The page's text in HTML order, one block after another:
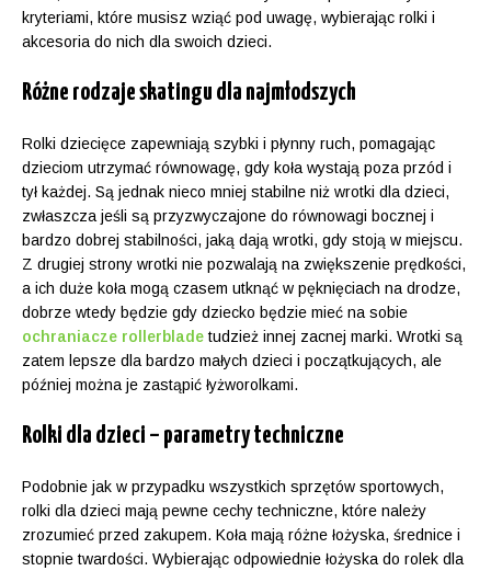
kryteriami, które musisz wziąć pod uwagę, wybierając rolki i
akcesoria do nich dla swoich dzieci.
Różne rodzaje skatingu dla najmłodszych
Rolki dziecięce zapewniają szybki i płynny ruch, pomagając
dzieciom utrzymać równowagę, gdy koła wystają poza przód i
tył każdej. Są jednak nieco mniej stabilne niż wrotki dla dzieci,
zwłaszcza jeśli są przyzwyczajone do równowagi bocznej i
bardzo dobrej stabilności, jaką dają wrotki, gdy stoją w miejscu.
Z drugiej strony wrotki nie pozwalają na zwiększenie prędkości,
a ich duże koła mogą czasem utknąć w pęknięciach na drodze,
dobrze wtedy będzie gdy dziecko będzie mieć na sobie
ochraniacze rollerblade tudzież innej zacnej marki. Wrotki są
zatem lepsze dla bardzo małych dzieci i początkujących, ale
później można je zastąpić łyżworolkami.
Rolki dla dzieci – parametry techniczne
Podobnie jak w przypadku wszystkich sprzętów sportowych,
rolki dla dzieci mają pewne cechy techniczne, które należy
zrozumieć przed zakupem. Koła mają różne łożyska, średnice i
stopnie twardości. Wybierając odpowiednie łożyska do rolek dla